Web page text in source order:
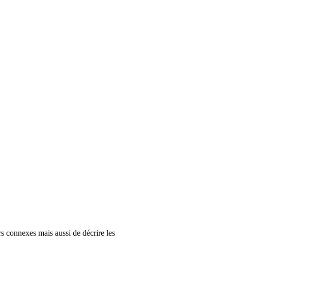
connexes mais aussi de décrire les